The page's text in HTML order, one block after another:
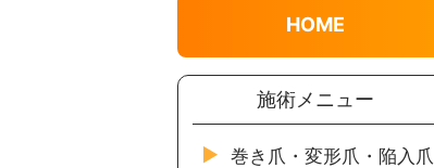
HOME
施術メニュー
巻き爪・変形爪・陥入爪